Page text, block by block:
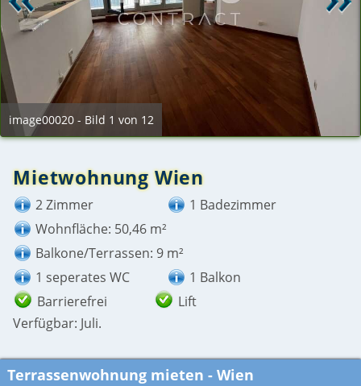
image00020 - Bild 1 von 12
Mietwohnung Wien
2 Zimmer
1 Badezimmer
Wohnfläche: 50,46 m²
Balkone/Terrassen: 9 m²
1 seperates WC
1 Balkon
Barrierefrei
Lift
Verfügbar: Juli.
Terrassenwohnung mieten - Wien